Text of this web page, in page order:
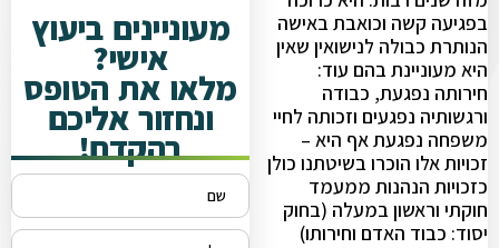
בפגיעה קשה וכואבת באישה
הנותרת כבולה לנישואין שאין
היא מעוניינת בהם עוד:
חירותה נפגעת, כבודה
ורגשותיה נפגעים וזכותה לחיי
משפחה נפגעת אף היא –
זכויות אלו הוכרו בשיטתנו כולן
כזכויות הנהנות ממעמד
חוקתי וראשון במעלה (בחוק
יסוד: כבוד האדם וחירותו)
מעוניינים ביעוץ
אישי?
מלאו את הטופס
ונחזור אליכם
בהקדם!